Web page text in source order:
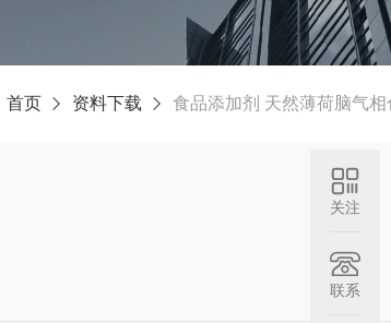
首页 资料下载 食品添加剂 天然薄荷脑气
关注
联系